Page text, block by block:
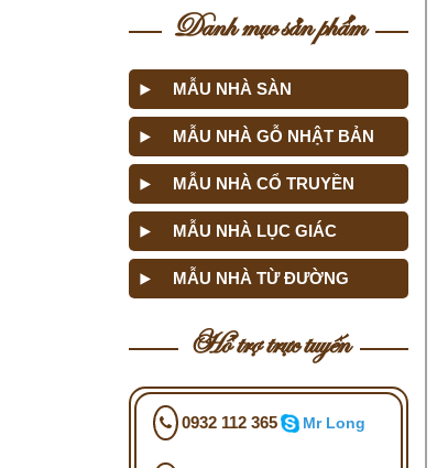
Danh mục sản phẩm
MẪU NHÀ SÀN
MẪU NHÀ GỖ NHẬT BẢN
MẪU NHÀ CỔ TRUYỀN
MẪU NHÀ LỤC GIÁC
MẪU NHÀ TỪ ĐƯỜNG
Hỗ trợ trực tuyến
0932 112 365 Mr Long